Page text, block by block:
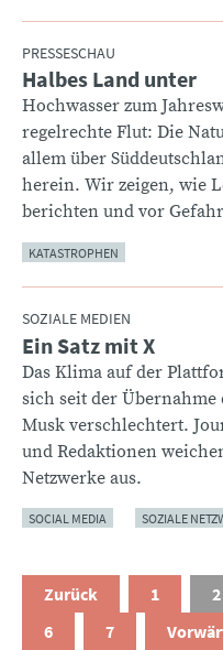
PRESSESCHAU
:Halbes Land unter
Hochwasser zum
regelrechte Flut: Die
allem über
herein. Wir zeigen, wie
berichten und vor
KATASTROPHEN
SOZIALE MEDIEN
:Ein Satz mit X
Das Klima auf der
sich seit der
Musk verschlechtert.
und Redaktionen
Netzwerke aus.
SOCIAL MEDIA SOZIALE
Zurück 1 2
6
7